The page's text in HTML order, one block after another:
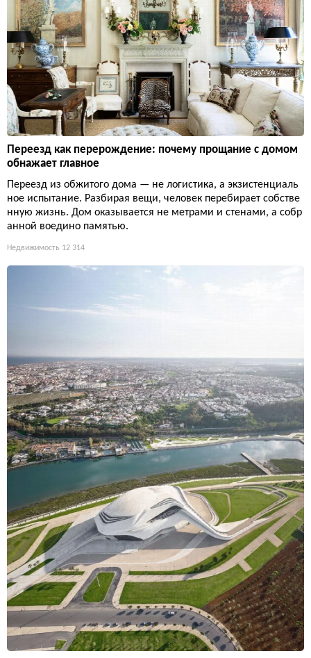
Переезд как перерождение: почему прощание с домом
обнажает главное
Переезд из обжитого дома — не логистика, а экзистенциаль
ное испытание. Разбирая вещи, человек перебирает собстве
нную жизнь. Дом оказывается не метрами и стенами, а собр
анной воедино памятью.
Недвижимость 12 314